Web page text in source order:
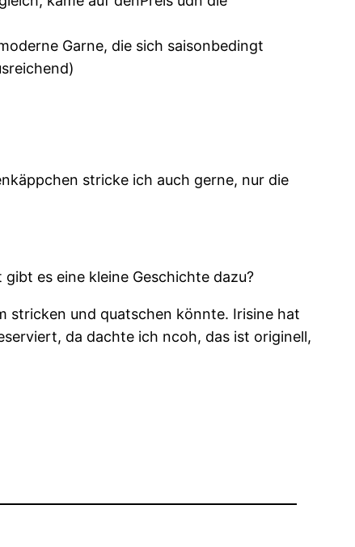
Garne, die sich saisonbedingt
stricke ich auch gerne, nur die
es eine kleine Geschichte dazu?
stricken und quatschen könnte. Irisine hat
da dachte ich ncoh, das ist originell,